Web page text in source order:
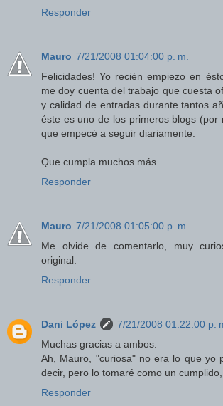
Responder
Mauro 7/21/2008 01:04:00 p. m.
Felicidades! Yo recién empiezo en
me doy cuenta del trabajo que cuesta
y calidad de entradas durante tantos
éste es uno de los primeros blogs (por
que empecé a seguir diariamente.
Que cumpla muchos más.
Responder
Mauro 7/21/2008 01:05:00 p. m.
Me olvide de comentarlo, muy
original.
Responder
Dani López
7/21/2008 01:22:00 p.
Muchas gracias a ambos.
Ah, Mauro, "curiosa" no era lo que yo
decir, pero lo tomaré como un
Responder